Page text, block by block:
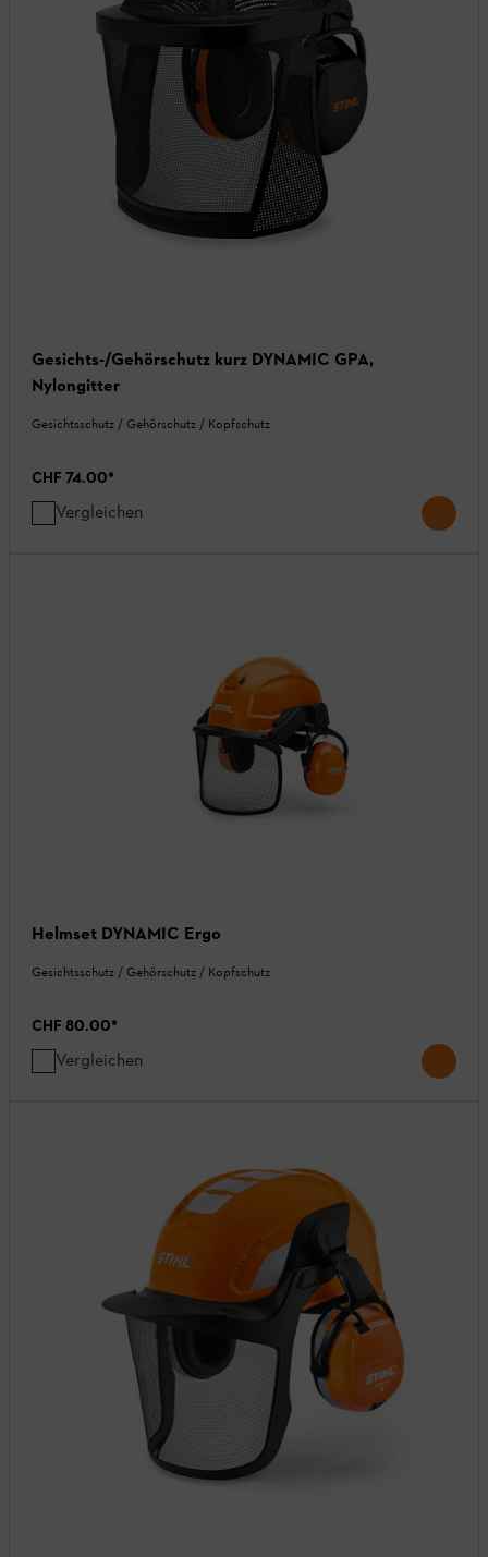
Gesichts-/Gehörschutz kurz DYNAMIC GPA,
Nylongitter
Gesichtsschutz / Gehörschutz / Kopfschutz
CHF 74.00*
Vergleichen
Helmset DYNAMIC Ergo
Gesichtsschutz / Gehörschutz / Kopfschutz
CHF 80.00*
Vergleichen